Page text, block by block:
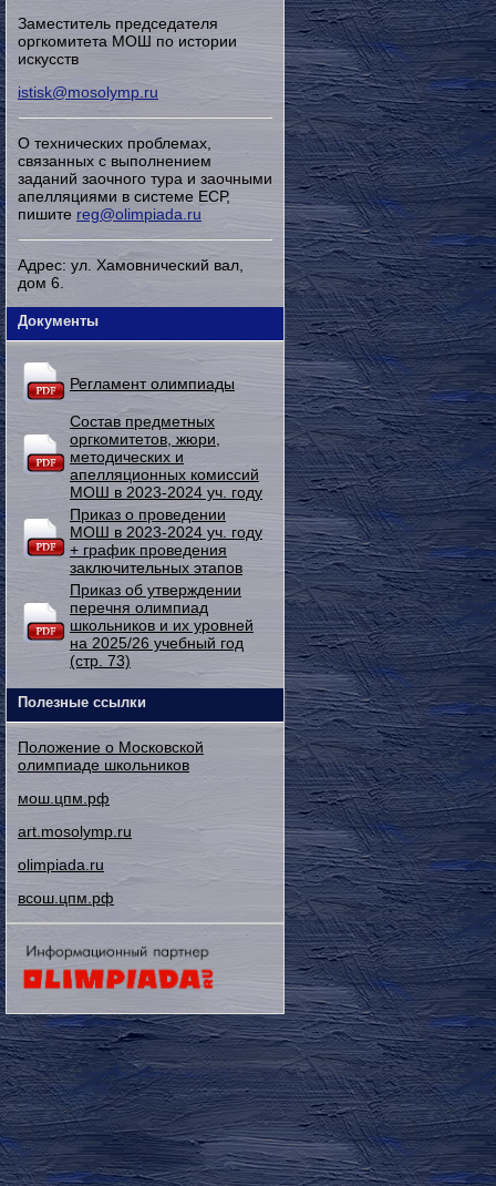
Заместитель председателя
оргкомитета МОШ по истории
искусств
istisk@mosolymp.ru
О технических проблемах,
связанных с выполнением
заданий заочного тура и заочными
апелляциями в системе ЕСР,
пишите reg@olimpiada.ru
Адрес: ул. Хамовнический вал,
дом 6.
Документы
Регламент олимпиады
Состав предметных
оргкомитетов, жюри,
методических и
апелляционных комиссий
МОШ в 2023-2024 уч. году
Приказ о проведении
МОШ в 2023-2024 уч. году
+ график проведения
заключительных этапов
Приказ об утверждении
перечня олимпиад
школьников и их уровней
на 2025/26 учебный год
(стр. 73)
Полезные ссылки
Положение о Московской
олимпиаде школьников
мош.цпм.рф
art.mosolymp.ru
olimpiada.ru
всош.цпм.рф